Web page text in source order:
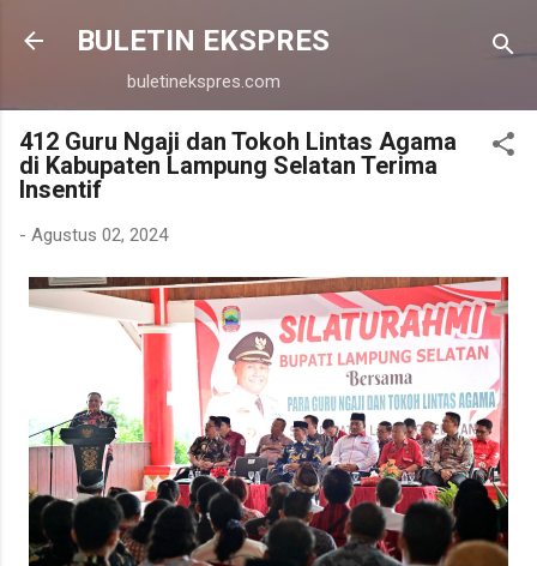
Langsung ke konten utama
BULETIN EKSPRES
buletinekspres.com
412 Guru Ngaji dan Tokoh Lintas Agama
di Kabupaten Lampung Selatan Terima
Insentif
- Agustus 02, 2024